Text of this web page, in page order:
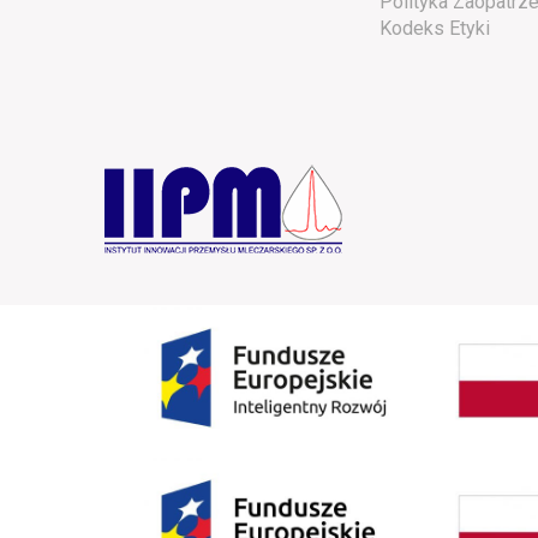
Kodeks Etyki